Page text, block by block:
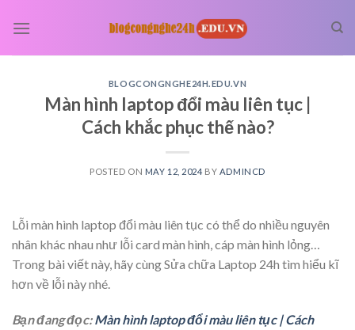
BLOGCONGNGHE24H.EDU.VN
Màn hình laptop đổi màu liên tục |
Cách khắc phục thế nào?
POSTED ON MAY 12, 2024 BY ADMINCD
Lỗi màn hình laptop đổi màu liên tục có thể do nhiều nguyên
nhân khác nhau như lỗi card màn hình, cáp màn hình lỏng…
Trong bài viết này, hãy cùng Sửa chữa Laptop 24h tìm hiểu kĩ
hơn về lỗi này nhé.
Bạn đang đọc:Màn hình laptop đổi màu liên tục | Cách